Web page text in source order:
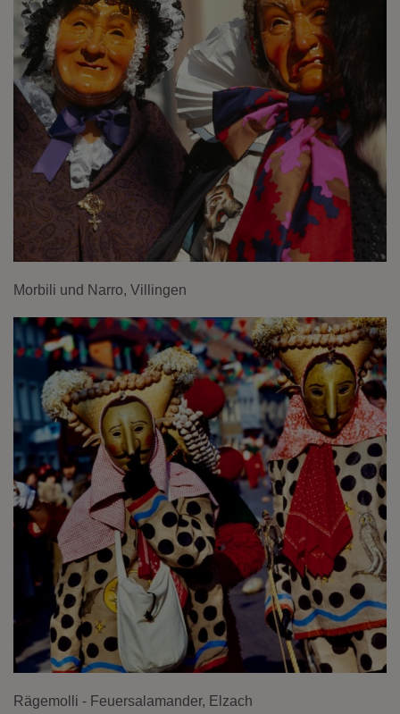
Morbili und Narro, Villingen
Rägemolli - Feuersalamander, Elzach